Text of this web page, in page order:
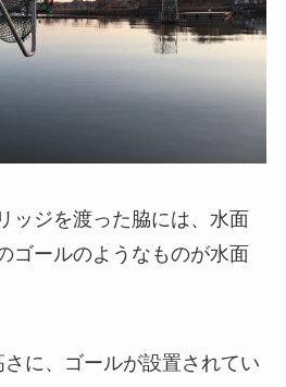
ッジを渡った脇には、水面
ゴールのようなものが水面
に、ゴールが設置されてい